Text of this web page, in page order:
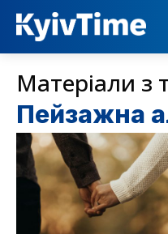
Матеріали з
Пейзажна